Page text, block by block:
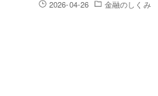
2026-04-26 金融のしくみ